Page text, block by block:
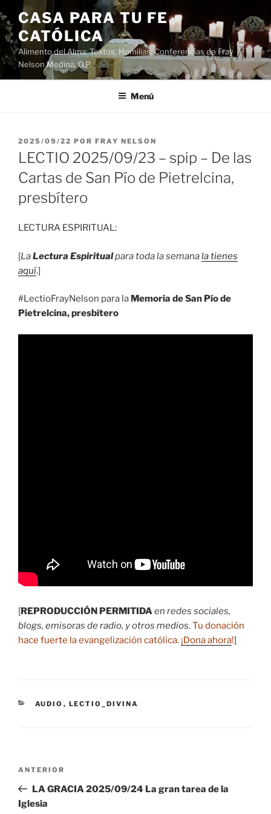
Saltar
al
contenido
CASA PARA TU FE
CATÓLICA
Alimento del Alma: Textos, Homilias, Conferencias de Fray
Nelson Medina, O.P.
Menú
PUBLICADO
EL
2025/09/22 POR FRAY NELSON
LECTIO 2025/09/23 – spip – De las
Cartas de San Pío de Pietrelcina,
presbítero
LECTURA ESPIRITUAL:
[LaLectura Espiritualpara toda la semanala tienes
aquí.]
#LectioFrayNelson para la Memoria de San Pío de
Pietrelcina, presbítero
[REPRODUCCIÓN PERMITIDAen redes sociales,
blogs, emisoras de radio, y otros medios.Tu donación
hace fuerte la evangelización católica. ¡Dona ahora!]
CATEGORÍAS
AUDIO , LECTIO_DIVINA
entradas
Entrada
anterior:
ANTERIOR
LA GRACIA 2025/09/24 La gran tarea de la
Iglesia